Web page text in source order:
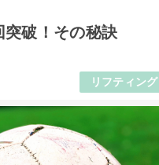
突破！その秘訣
リフティング